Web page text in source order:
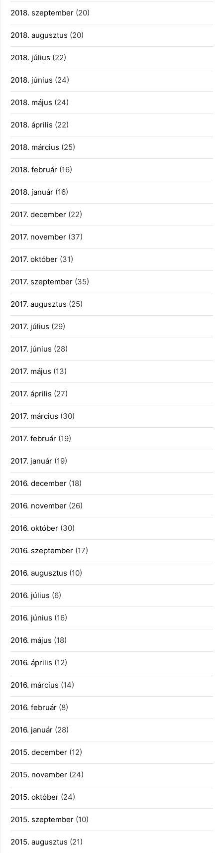
2018. szeptember (20)
2018. augusztus (20)
2018. július (22)
2018. június (24)
2018. május (24)
2018. április (22)
2018. március (25)
2018. február (16)
2018. január (16)
2017. december (22)
2017. november (37)
2017. október (31)
2017. szeptember (35)
2017. augusztus (25)
2017. július (29)
2017. június (28)
2017. május (13)
2017. április (27)
2017. március (30)
2017. február (19)
2017. január (19)
2016. december (18)
2016. november (26)
2016. október (30)
2016. szeptember (17)
2016. augusztus (10)
2016. július (6)
2016. június (16)
2016. május (18)
2016. április (12)
2016. március (14)
2016. február (8)
2016. január (28)
2015. december (12)
2015. november (24)
2015. október (24)
2015. szeptember (10)
2015. augusztus (21)